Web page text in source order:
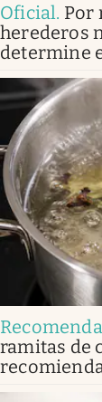
Oficial. Por
herederos
determine
ramitas de